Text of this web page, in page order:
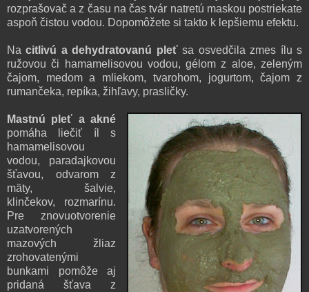
rozprašovač a z času na čas tvár natretú maskou postriekate
aspoň čistou vodou. Dopomôžete si takto k lepšiemu efektu.
Nacitlivú a dehydratovanú pleťsa osvedčila zmes ílu s
ružovou či hamamelisovou vodou, gélom z aloe, zeleným
čajom, medom a mliekom, tvarohom, jogurtom, čajom z
rumančeka, repíka, žihľavy, prasličky.
Mastnú pleť a akné
pomáha liečiť íl s
hamamelisovou
vodou, paradajkovou
šťavou, odvarom z
mäty, šalvie,
klinčekov, rozmarínu.
Pre znovuotvorenie
uzatvorených
mazových žliaz
zrohovatenými
bunkami pomôže aj
pridaná šťava z